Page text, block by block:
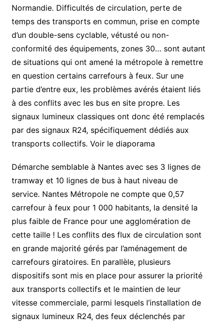
Normandie. Difficultés de circulation, perte de
temps des transports en commun, prise en compte
d’un double-sens cyclable, vétusté ou non-
conformité des équipements, zones 30… sont autant
de situations qui ont amené la métropole à remettre
en question certains carrefours à feux. Sur une
partie d’entre eux, les problèmes avérés étaient liés
à des conflits avec les bus en site propre. Les
signaux lumineux classiques ont donc été remplacés
par des signaux R24, spécifiquement dédiés aux
transports collectifs. Voir le diaporama
Démarche semblable à Nantes avec ses 3 lignes de
tramway et 10 lignes de bus à haut niveau de
service. Nantes Métropole ne compte que 0,57
carrefour à feux pour 1 000 habitants, la densité la
plus faible de France pour une agglomération de
cette taille ! Les conflits des flux de circulation sont
en grande majorité gérés par l’aménagement de
carrefours giratoires. En parallèle, plusieurs
dispositifs sont mis en place pour assurer la priorité
aux transports collectifs et le maintien de leur
vitesse commerciale, parmi lesquels l’installation de
signaux lumineux R24, des feux déclenchés par